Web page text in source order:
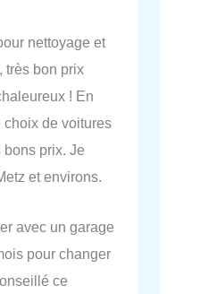
nettoyage et
très bon prix
! En
de voitures
prix. Je
et environs.
avec un garage
pour changer
ce